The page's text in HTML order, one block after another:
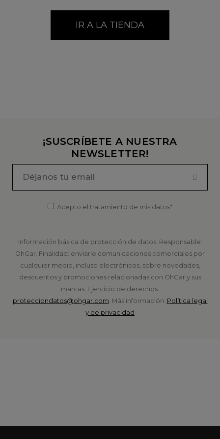
IR A LA TIENDA
¡SUSCRÍBETE A NUESTRA
NEWSLETTER!
Acepto el tratamiento de mis datos*
Información básica de protección de datos. Responsable:
OhGar. Finalidad: enviarle comunicaciones comerciales por
cualquier medio, incluso electrónicos, sobre novedades,
descuentos y promociones relacionadas con OhGar y sus
marcas. Ejercicio de derechos:
protecciondatos@ohgar.com . Más información: Política legal
y de privacidad